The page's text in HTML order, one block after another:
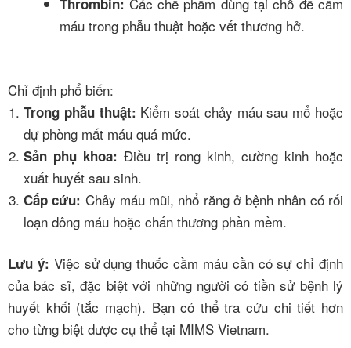
Thrombin:
máu trong phẫu thuật hoặc vết thương hở.
Chỉ định phổ biến:
Trong phẫu thuật: Kiểm soát chảy máu sau mổ hoặc
dự phòng mất máu quá mức.
Sản phụ khoa: Điều trị rong kinh, cường kinh hoặc
xuất huyết sau sinh.
Cấp cứu: Chảy máu mũi, nhổ răng ở bệnh nhân có rối
loạn đông máu hoặc chấn thương phần mềm.
Lưu ý: Việc sử dụng thuốc cầm máu cần có sự chỉ định
của bác sĩ, đặc biệt với những người có tiền sử bệnh lý
huyết khối (tắc mạch). Bạn có thể tra cứu chi tiết hơn
cho từng biệt dược cụ thể tại MIMS Vietnam.